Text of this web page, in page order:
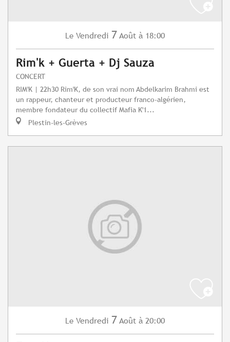
Le Vendredi 7 Août à 18:00
Rim'k + Guerta + Dj Sauza
CONCERT
RIM'K | 22h30 Rim'K, de son vrai nom Abdelkarim Brahmi est
un rappeur, chanteur et producteur franco-algérien,
membre fondateur du collectif Mafia K'1...
Plestin-les-Grèves
Le Vendredi 7 Août à 20:00